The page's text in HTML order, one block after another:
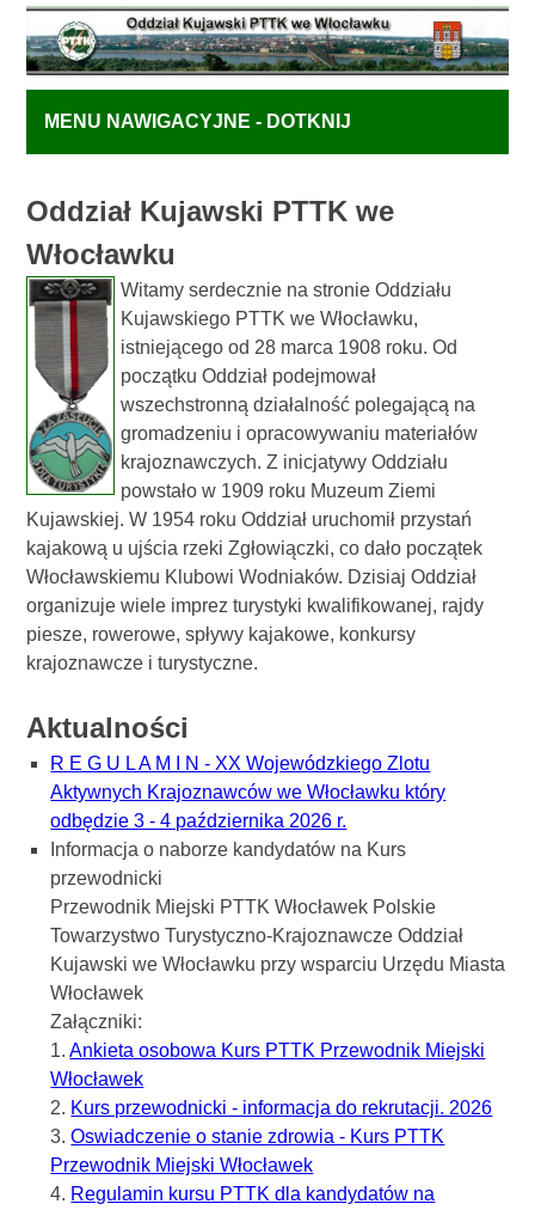
MENU NAWIGACYJNE - DOTKNIJ
Oddział Kujawski PTTK we
Włocławku
Witamy serdecznie na stronie Oddziału
Kujawskiego PTTK we Włocławku,
istniejącego od 28 marca 1908 roku. Od
początku Oddział podejmował
wszechstronną działalność polegającą na
gromadzeniu i opracowywaniu materiałów
krajoznawczych. Z inicjatywy Oddziału
powstało w 1909 roku Muzeum Ziemi
Kujawskiej. W 1954 roku Oddział uruchomił przystań
kajakową u ujścia rzeki Zgłowiączki, co dało początek
Włocławskiemu Klubowi Wodniaków. Dzisiaj Oddział
organizuje wiele imprez turystyki kwalifikowanej, rajdy
piesze, rowerowe, spływy kajakowe, konkursy
krajoznawcze i turystyczne.
Aktualności
R E G U L A M I N - XX Wojewódzkiego Zlotu
Aktywnych Krajoznawców we Włocławku który
odbędzie 3 - 4 października 2026 r.
Informacja o naborze kandydatów na Kurs
przewodnicki
Przewodnik Miejski PTTK Włocławek Polskie
Towarzystwo Turystyczno-Krajoznawcze Oddział
Kujawski we Włocławku przy wsparciu Urzędu Miasta
Włocławek
Załączniki:
1.Ankieta osobowa Kurs PTTK Przewodnik Miejski
Włocławek
2. Kurs przewodnicki - informacja do rekrutacji. 2026
3.Oswiadczenie o stanie zdrowia - Kurs PTTK
Przewodnik Miejski Włocławek
4. Regulamin kursu PTTK dla kandydatów na